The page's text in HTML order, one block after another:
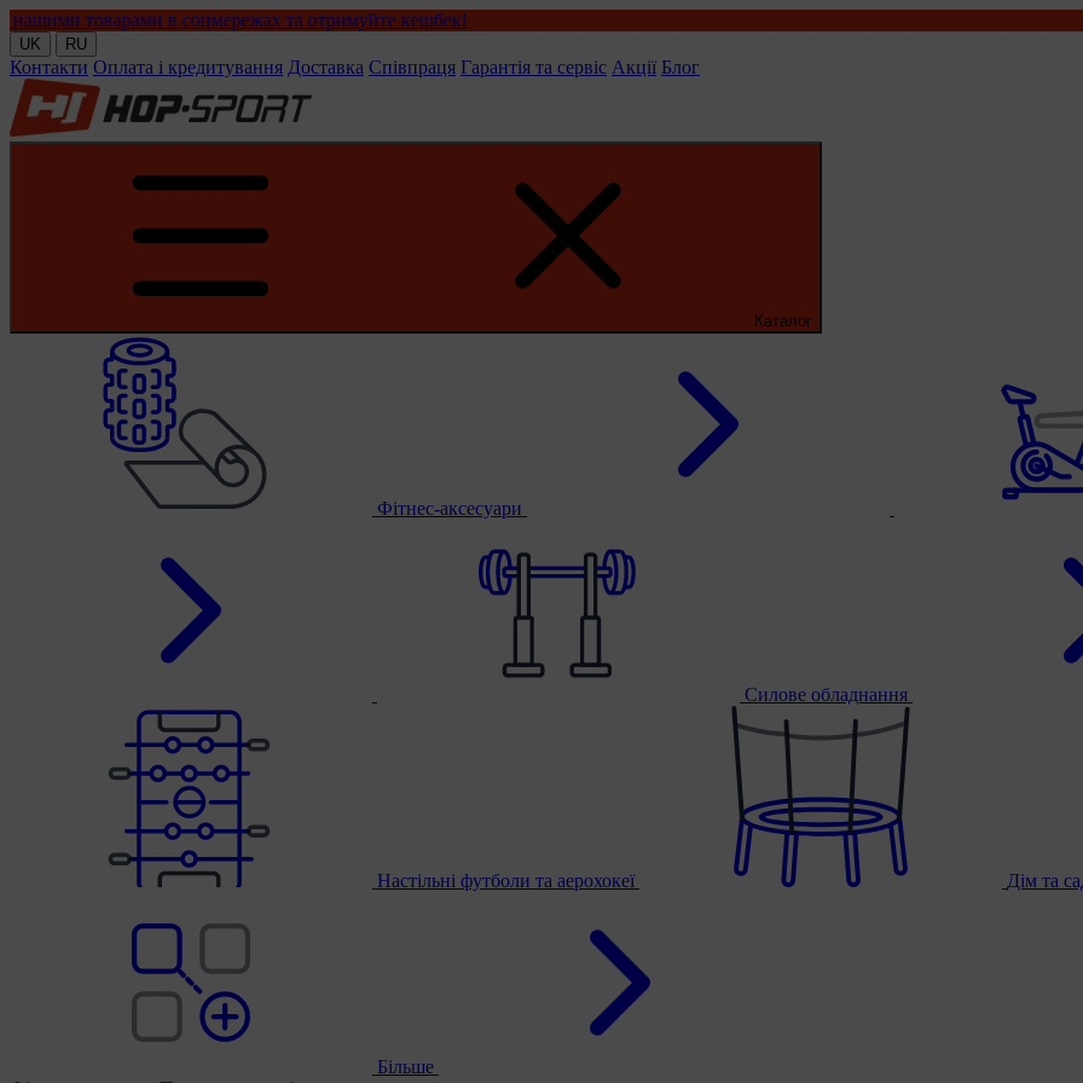
в соцмережах та отримуйте кешбек!
UK RU
Контакти Оплата і кредитування Доставка Співпраця Гарантія та сервіс Акції Блог
Каталог
Фітнес-аксесуари
Силове обладнання
Настільні футболи та аерохокеї Дім та
Більше